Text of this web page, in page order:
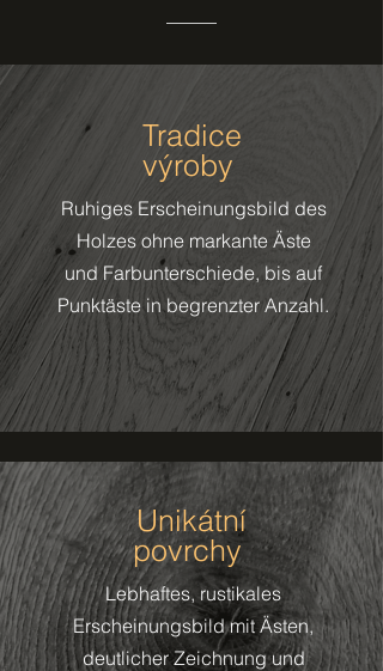
Tradice
výroby
Ruhiges Erscheinungsbild des
Holzes ohne markante Äste
und Farbunterschiede, bis auf
Punktäste in begrenzter Anzahl.
Unikátní
povrchy
Lebhaftes, rustikales
Erscheinungsbild mit Ästen,
deutlicher Zeichnung und